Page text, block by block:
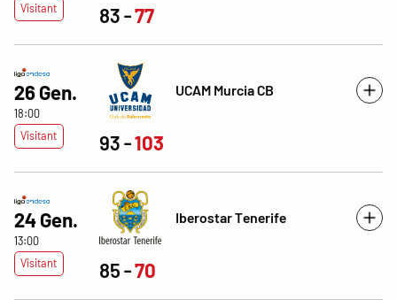
Visitant
83 77
26 Gen.
18:00
Visitant
UCAM Murcia CB
93 103
24 Gen.
13:00
Visitant
Iberostar Tenerife
85 70